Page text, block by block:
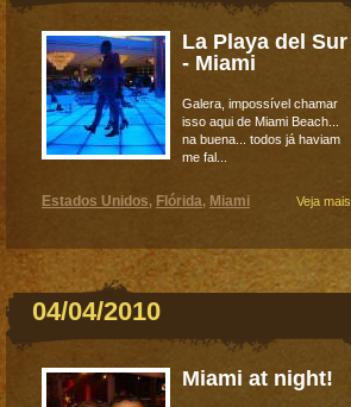
La Playa del Sur
- Miami
Galera, impossível chamar
isso aqui de Miami Beach...
na buena... todos já haviam
me fal...
Veja mais
Estados Unidos, Flórida, Miami
04/04/2010
Miami at night!